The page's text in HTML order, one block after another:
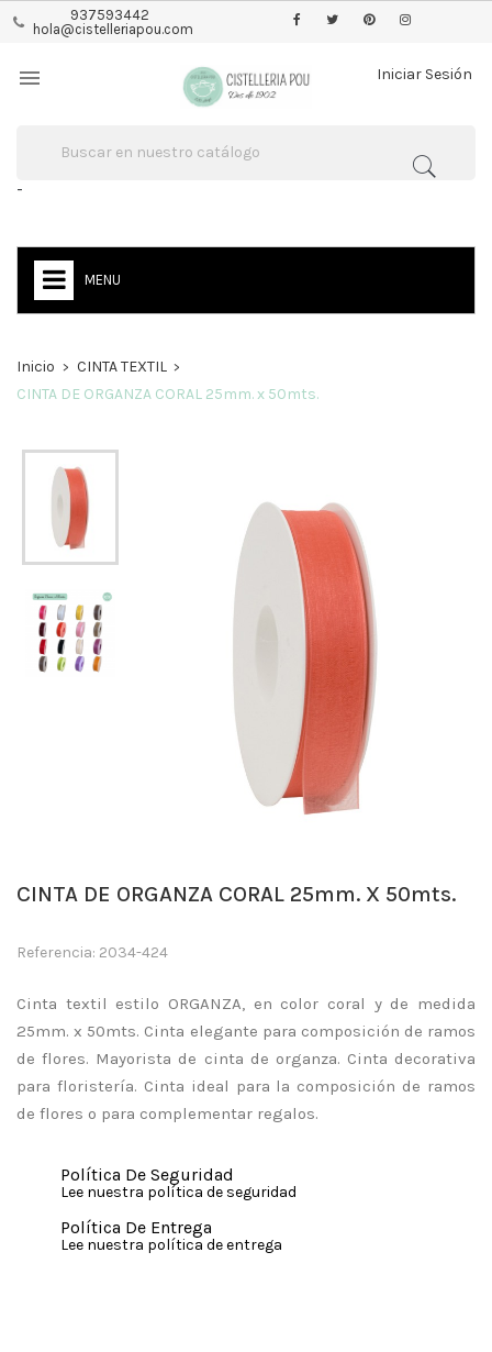
937593442
hola@cistelleriapou.com
Iniciar Sesión

-
MENU
Inicio
CINTA TEXTIL
CINTA DE ORGANZA CORAL 25mm. x 50mts.
CINTA DE ORGANZA CORAL 25mm. X 50mts.
Referencia: 2034-424
Cinta textil estilo ORGANZA, en color coral y de medida
25mm. x 50mts. Cinta elegante para composición de ramos
de flores. Mayorista de cinta de organza. Cinta decorativa
para floristería. Cinta ideal para la composición de ramos
de flores o para complementar regalos.
Política De Seguridad
Lee nuestra política de seguridad
Política De Entrega
Lee nuestra política de entrega